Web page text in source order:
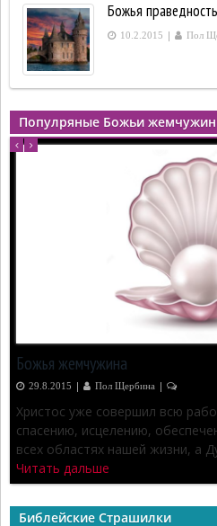
Божья
10.2.2015 | Пол
Популряные Божьи
Божья жемчужина
29.8.2015 | Пол Щербина |
Христос уже совершил всю
спасению, исцелению,
всех областях нашей жизни, а
Читать дальше
Библейские Страшилки